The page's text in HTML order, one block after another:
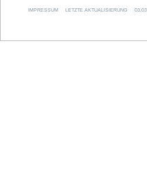
IMPRESSUM LETZTE AKTUALISIERUNG